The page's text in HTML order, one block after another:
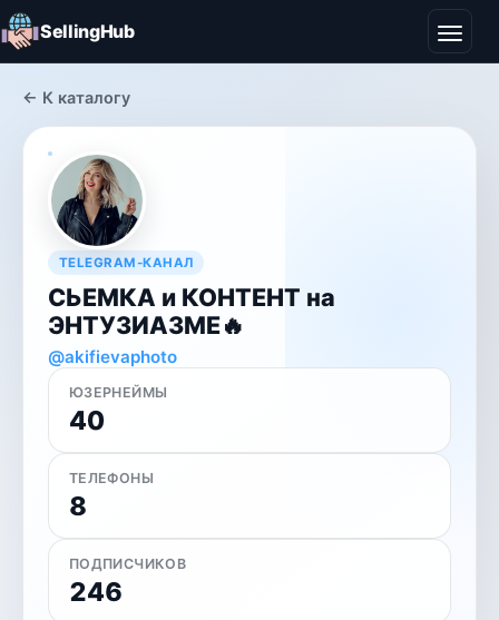
SellingHub
← К каталогу
TELEGRAM-КАНАЛ
СЬЕМКА и КОНТЕНТ на
ЭНТУЗИАЗМЕ🔥
@akifievaphoto
ЮЗЕРНЕЙМЫ
40
ТЕЛЕФОНЫ
8
ПОДПИСЧИКОВ
246